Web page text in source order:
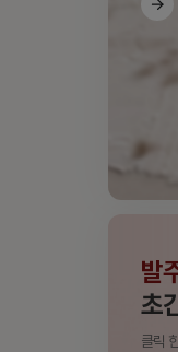
발
초
클릭